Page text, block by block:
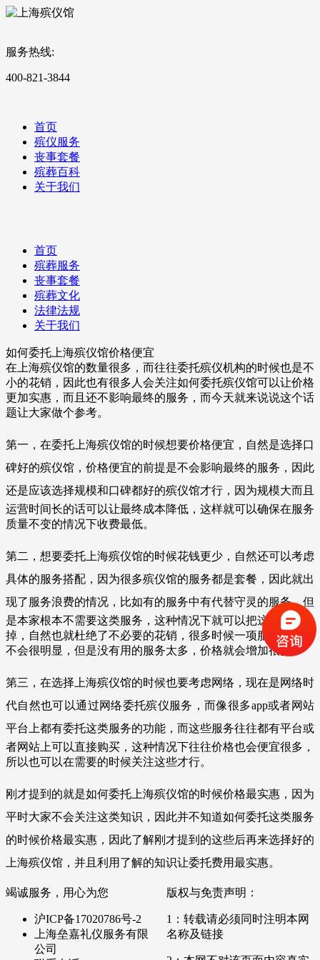
服务热线:
400-821-3844
首页
殡仪服务
丧事套餐
殡葬百科
关于我们
首页
殡葬服务
丧事套餐
殡葬文化
法律法规
关于我们
如何委托上海殡仪馆价格便宜
在上海殡仪馆的数量很多，而往往委托殡仪机构的时候也是不
小的花销，因此也有很多人会关注如何委托殡仪馆可以让价格
更加实惠，而且还不影响最终的服务，而今天就来说说这个话
题让大家做个参考。
第一，在委托上海殡仪馆的时候想要价格便宜，自然是选择口
碑好的殡仪馆，价格便宜的前提是不会影响最终的服务，因此
还是应该选择规模和口碑都好的殡仪馆才行，因为规模大而且
运营时间长的话可以让最终成本降低，这样就可以确保在服务
质量不变的情况下收费最低。
第二，想要委托上海殡仪馆的时候花钱更少，自然还可以考虑
具体的服务搭配，因为很多殡仪馆的服务都是套餐，因此就出
现了服务浪费的情况，比如有的服务中有代替守灵的服务，但
是本家根本不需要这类服务，这种情况下就可以把这类服务去
掉， 自然也就杜绝了不必要的花销，很多时候一项服务的费用
不会很明显，但是没有用的服务太多，价格就会增加很多。
第三，在选择上海殡仪馆的时候也要考虑网络，现在是网络时
代自然也可以通过网络委托殡仪服务，而像很多app或者网站
平台 上都有委托这类服务的功能，而这些服务往往都有平台或
者网站上可以直接购买，这种情况下往往价格也会便宜很多，
所以也可以在需要的时候关注这些才行。
刚才提到的就是如何委托上海殡仪馆的时候价格最实惠，因为
平时大家不会关注这类知识，因此并不知道如何委托这类服务
的时候价格最实惠，因此了解刚才提到的这些后再来选择好的
上海殡仪馆，并且利用了解的知识让委托费用最实惠。
竭诚服务，用心为您
沪ICP备17020786号-2
上海垒嘉礼仪服务有限
公司
版权与免责声明：
1：转载请必须同时注明本网
名称及链接